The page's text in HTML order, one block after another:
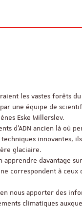
les vastes forêts du
une équipe de
Eske Willerslev.
d’ADN ancien là où
techniques innovantes,
glaciaire.
apprendre davantage
correspondent à ceux
nous apporter des
climatiques